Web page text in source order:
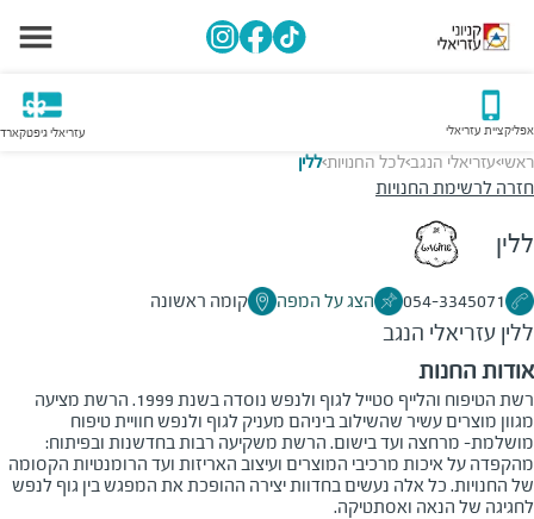
אפליקציית עזריאלי עזריאלי גיפטקארד
ראשי>עזריאלי הנגב>לכל החנויות>ללין
חזרה לרשימת החנויות
ללין
054-3345071 הצג על המפה קומה ראשונה
ללין עזריאלי הנגב
אודות החנות
רשת הטיפוח והלייף סטייל לגוף ולנפש נוסדה בשנת 1999. הרשת מציעה
מגוון מוצרים עשיר שהשילוב ביניהם מעניק לגוף ולנפש חוויית טיפוח
מושלמת- מרחצה ועד בישום. הרשת משקיעה רבות בחדשנות ובפיתוח:
מהקפדה על איכות מרכיבי המוצרים ועיצוב האריזות ועד הרומנטיות הקסומה
של החנויות. כל אלה נעשים בחדוות יצירה ההופכת את המפגש בין גוף לנפש
לחגיגה של הנאה ואסתטיקה.